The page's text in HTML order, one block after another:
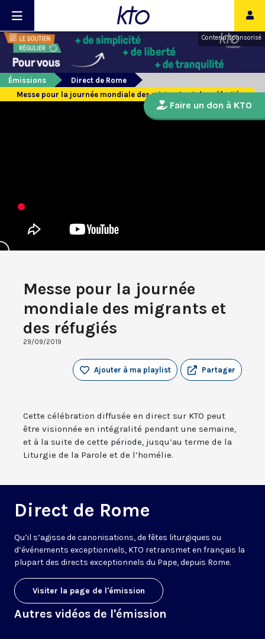
Contenu sponsorisé
Émissions
Direct de Rome
Messe pour la journée mondiale des migrants et des réfugiés
Messe pour la journée
mondiale des migrants et
des réfugiés
29/09/2019
Partager
Ajouter à ma playlist
Cette célébration diffusée en direct sur KTO peut
être visionnée en intégralité pendant une semaine,
et à la suite de cette période, jusqu’au terme de la
Liturgie de la Parole et de l’homélie.
Direct de Rome
Qu’il s’agisse de canonisations, de fêtes liturgiques ou
d’événements exceptionnels, KTO retransmet en français la
plupart des directs exceptionnels du Pape, depuis Rome.
Visiter la page de l'émission
Autres vidéos de l'émission
Faire un don à KTO